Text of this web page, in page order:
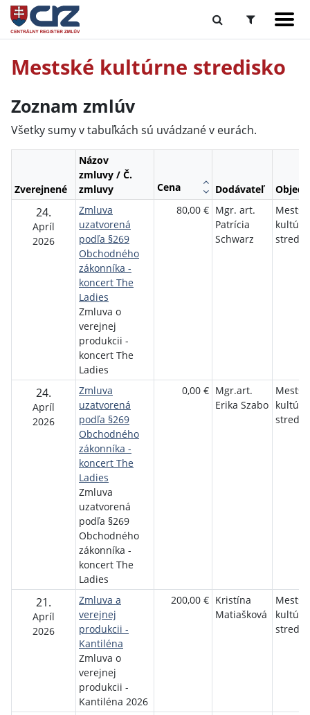
Mestské kultúrne stredisko
Zoznam zmlúv
Všetky sumy v tabuľkách sú uvádzané v eurách.
Zverejnené
Názov
zmluvy / Č.
zmluvy
Cena Dodávateľ
24.
Apríl
2026
Zmluva
uzatvorená
podľa §269
Obchodného
zákonníka -
koncert The
Ladies
Zmluva o
verejnej
produkcii -
koncert The
Ladies
80,00 € Mgr. art.
Patrícia
Schwarz
24.
Apríl
2026
Zmluva
uzatvorená
podľa §269
Obchodného
zákonníka -
koncert The
Ladies
Zmluva
uzatvorená
podľa §269
Obchodného
zákonníka -
koncert The
Ladies
0,00 € Mgr.art.
Erika Szabo
21.
Apríl
2026
Zmluva a
verejnej
produkcii -
Kantiléna
Zmluva o
verejnej
produkcii -
Kantiléna 2026
200,00 € Kristína
Matiašková